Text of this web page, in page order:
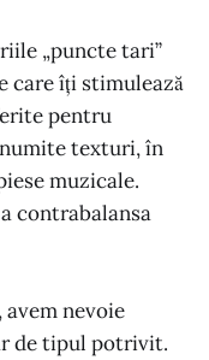
„puncte tari”
care îți stimulează
pentru
texturi, în
muzicale.
contrabalansa
avem nevoie
de tipul potrivit.